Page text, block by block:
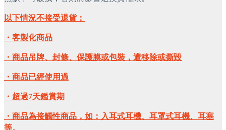
以下情況不接受退貨：
・客製化商品
・商品吊牌、封條、保護膜或包裝，遭移除或撕毀
・商品已經使用過
・超過7天鑑賞期
・商品為接觸性商品，如：入耳式耳機、耳罩式耳機、耳塞
等。